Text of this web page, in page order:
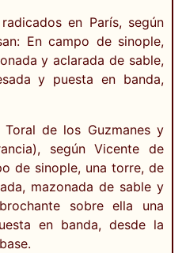
en París, según
En campo de sinople,
y aclarada de sable,
y puesta en banda,
de los Guzmanes y
según Vicente de
de sinople, una torre, de
mazonada de sable y
sobre ella una
en banda, desde la